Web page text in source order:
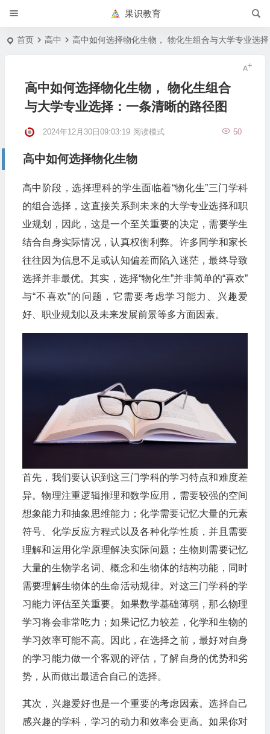
果识教育
首页 高中 高中如何选择物化生物， 物化生组合与大学专业选
高中如何选择物化生物， 物化生组合
与大学专业选择：一条清晰的路径图
2024年12月30日09:03:19 50
阅读模式
高中如何选择物化生物
高中阶段，选择理科的学生面临着“物化生”三门学科
的组合选择，这直接关系到未来的大学专业选择和职
业规划，因此，这是一个至关重要的决定，需要学生
结合自身实际情况，认真权衡利弊。许多同学和家长
往往因为信息不足或认知偏差而陷入迷茫，最终导致
选择并非最优。其实，选择“物化生”并非简单的“喜欢”
与“不喜欢”的问题，它需要考虑学习能力、兴趣爱
好、职业规划以及未来发展前景等多方面因素。
首先，我们要认识到这三门学科的学习特点和难度差
异。物理注重逻辑推理和数学应用，需要较强的空间
想象能力和抽象思维能力；化学需要记忆大量的元素
符号、化学反应方程式以及各种化学性质，并且需要
理解和运用化学原理解决实际问题；生物则需要记忆
大量的生物学名词、概念和生物体的结构功能，同时
需要理解生物体的生命活动规律。对这三门学科的学
习能力评估至关重要。如果数学基础薄弱，那么物理
学习将会非常吃力；如果记忆力较差，化学和生物的
学习效率可能不高。因此，在选择之前，最好对自身
的学习能力做一个客观的评估，了解自身的优势和劣
势，从而做出最适合自己的选择。
其次，兴趣爱好也是一个重要的考虑因素。选择自己
感兴趣的学科，学习的动力和效率会更高。如果你对